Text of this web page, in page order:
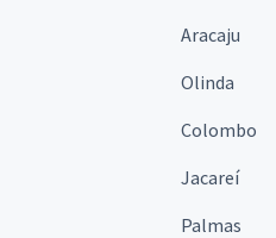
Aracaju
Olinda
Colombo
Jacareí
Palmas